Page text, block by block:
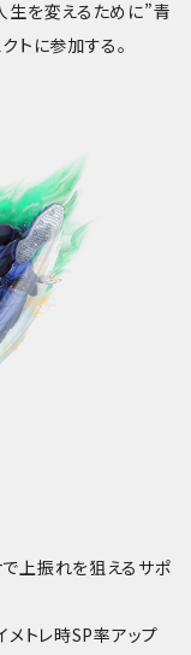
生を変えるために”青
トに参加する。
上振れを狙えるサポ
トレ時SP率アップ